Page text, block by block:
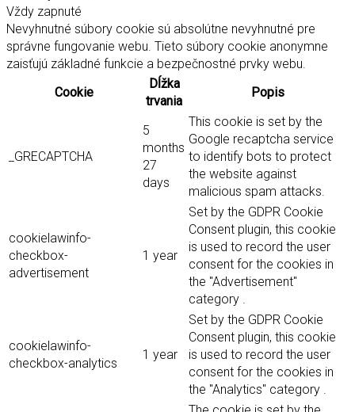
Vždy zapnuté
Nevyhnutné súbory cookie sú absolútne nevyhnutné pre
správne fungovanie webu. Tieto súbory cookie anonymne
zaisťujú základné funkcie a bezpečnostné prvky webu.
Cookie
Dĺžka
trvania
Popis
_GRECAPTCHA
5
months
27
days
This cookie is set by the
Google recaptcha service
to identify bots to protect
the website against
malicious spam attacks.
cookielawinfo-
checkbox-
advertisement
1 year
Set by the GDPR Cookie
Consent plugin, this cookie
is used to record the user
consent for the cookies in
the "Advertisement"
category .
cookielawinfo-
checkbox-analytics
1 year
Set by the GDPR Cookie
Consent plugin, this cookie
is used to record the user
consent for the cookies in
the "Analytics" category .